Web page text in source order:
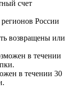
счет
России
возвращены или
в течении
в течении 30